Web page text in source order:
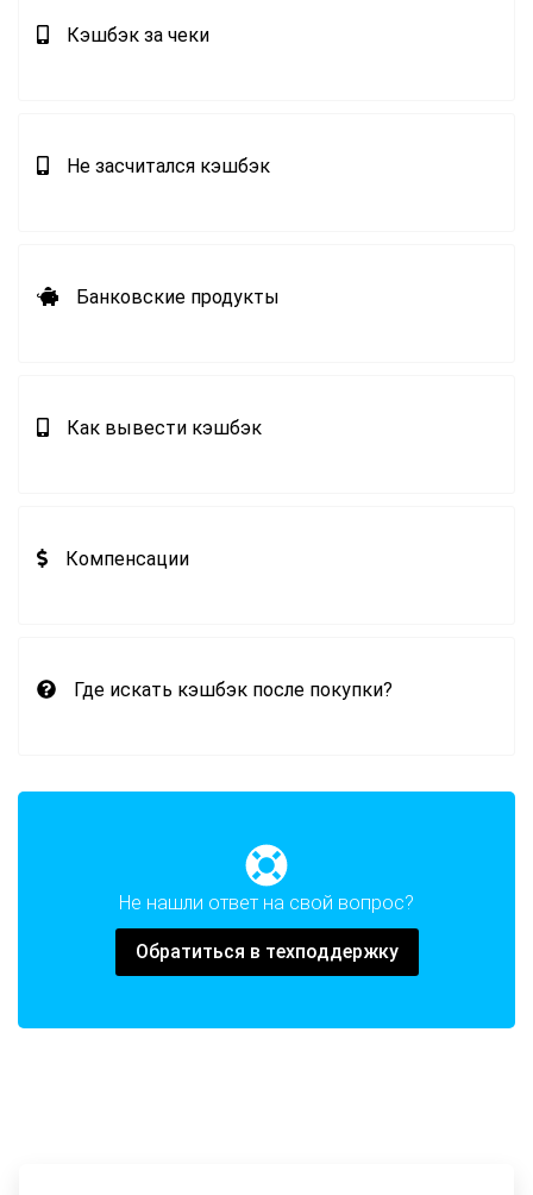
Кэшбэк за чеки
Не засчитался кэшбэк
Банковские продукты
Как вывести кэшбэк
Компенсации
Где искать кэшбэк после покупки?
Не нашли ответ на свой вопрос?
Обратиться в техподдержку